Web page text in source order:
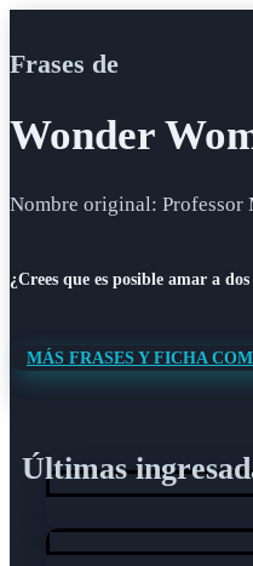
Frases de
Wonder
Nombre original: Professor
¿Crees que es posible amar a
MÁS FRASES Y FICHA
Últimas